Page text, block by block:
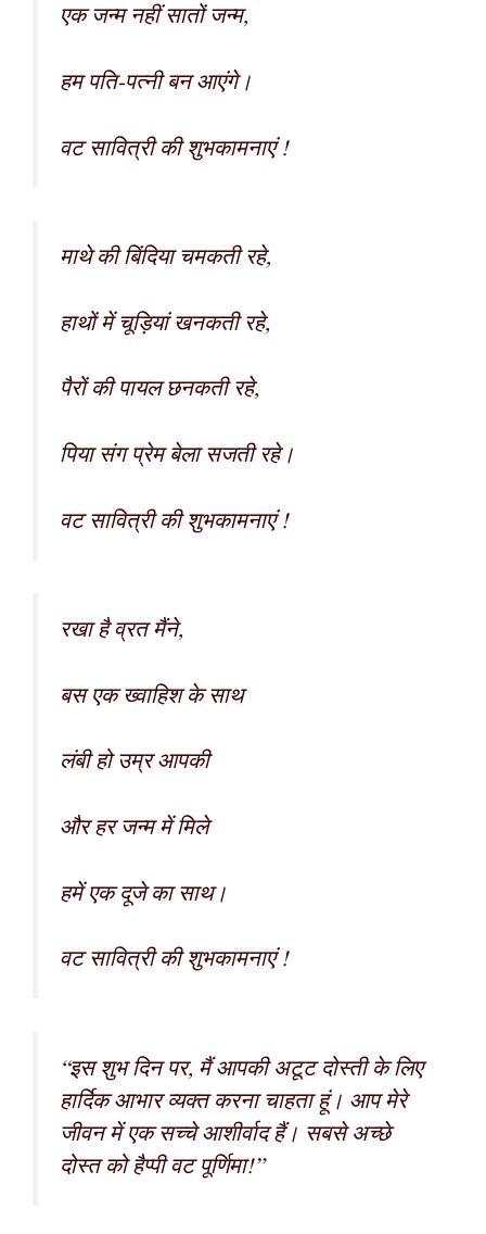
एक जन्म नहीं सातों जन्म,
हम पति-पत्नी बन आएंगे।
वट सावित्री की शुभकामनाएं !
माथे की बिंदिया चमकती रहे,
हाथों में चूड़ियां खनकती रहे,
पैरों की पायल छनकती रहे,
पिया संग प्रेम बेला सजती रहे।
वट सावित्री की शुभकामनाएं !
रखा है व्रत मैंने,
बस एक ख्वाहिश के साथ
लंबी हो उम्र आपकी
और हर जन्म में मिले
हमें एक दूजे का साथ।
वट सावित्री की शुभकामनाएं !
“इस शुभ दिन पर, मैं आपकी अटूट दोस्ती के लिए
हार्दिक आभार व्यक्त करना चाहता हूं। आप मेरे
जीवन में एक सच्चे आशीर्वाद हैं। सबसे अच्छे
दोस्त को हैप्पी वट पूर्णिमा!”